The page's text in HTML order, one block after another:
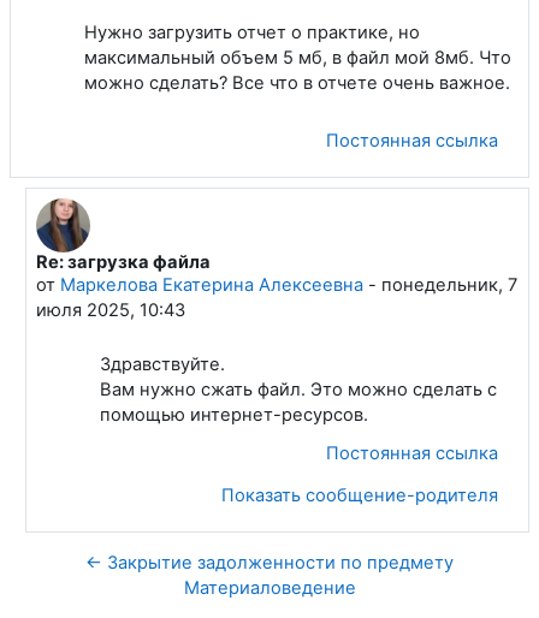
Нужно загрузить отчет о практике, но
максимальный объем 5 мб, в файл мой 8мб. Что
можно сделать? Все что в отчете очень важное.
Постоянная ссылка
В ответ на Бессонова Полина Евгеньевна
Re: загрузка файла
от Маркелова Екатерина Алексеевна- понедельник, 7
июля 2025, 10:43
Здравствуйте.
Вам нужно сжать файл. Это можно сделать с
помощью интернет-ресурсов.
Постоянная ссылка
Показать сообщение-родителя
← Закрытие задолженности по предмету
Материаловедение